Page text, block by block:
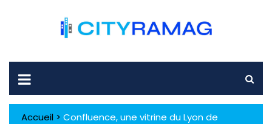
Accueil > Confluence, une vitrine du Lyon de